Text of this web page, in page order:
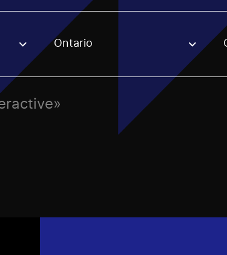
will be applied when selecting an option.
Ontario